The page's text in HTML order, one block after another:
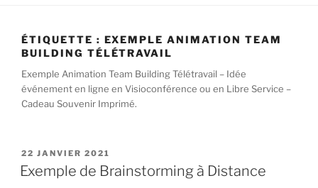
ÉTIQUETTE : EXEMPLE ANIMATION TEAM
BUILDING TÉLÉTRAVAIL
Exemple Animation Team Building Télétravail – Idée
événement en ligne en Visioconférence ou en Libre Service –
Cadeau Souvenir Imprimé.
PUBLIÉ
LE
22 JANVIER 2021
Exemple de Brainstorming à Distance